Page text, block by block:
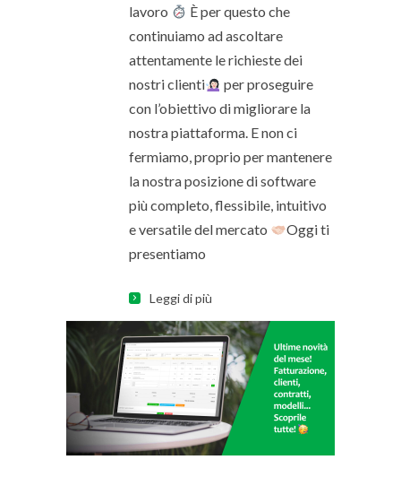
lavoro
È per questo che
continuiamo ad ascoltare
attentamente le richieste dei
nostri clienti
per proseguire
con l’obiettivo di migliorare la
nostra piattaforma. E non ci
fermiamo, proprio per mantenere
la nostra posizione di software
più completo, flessibile, intuitivo
e versatile del mercato
Oggi ti
presentiamo
Leggi di più